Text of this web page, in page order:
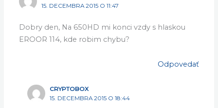
15. DECEMBRA 2015 O 11:47
Dobry den, Na 650HD mi konci vzdy s hlaskou
EROOR 114, kde robim chybu?
Odpovedať
CRYPTOBOX
15. DECEMBRA 2015 O 18:44